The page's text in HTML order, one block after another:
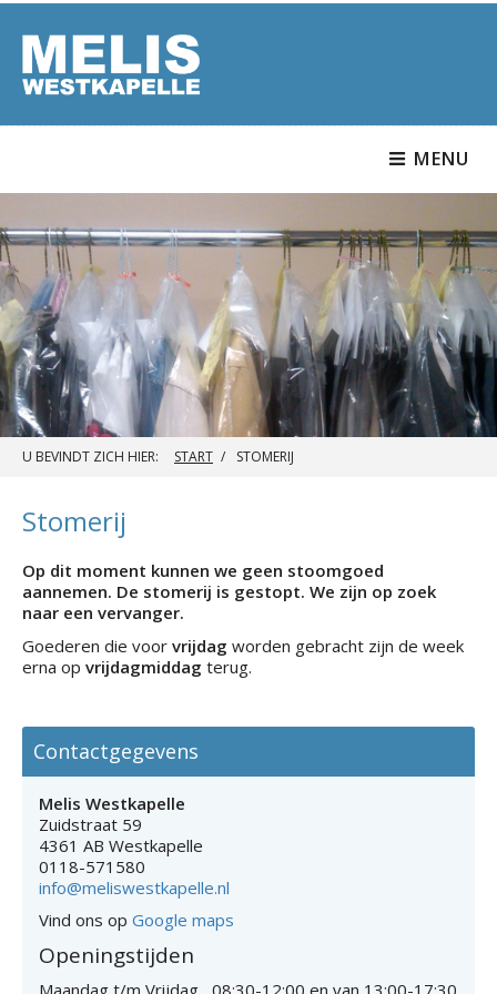
MENU
U BEVINDT ZICH HIER: START STOMERIJ
Stomerij
Op dit moment kunnen we geen stoomgoed
aannemen. De stomerij is gestopt. We zijn op zoek
naar een vervanger.
Goederen die voor vrijdag worden gebracht zijn de week
erna op vrijdagmiddag terug.
Contactgegevens
Melis Westkapelle
Zuidstraat 59
4361 AB Westkapelle
0118-571580
info@meliswestkapelle.nl
Vind ons op Google maps
Openingstijden
Maandag t/m Vrijdag 08:30-12:00 en van 13:00-17:30